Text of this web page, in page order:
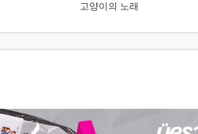
고양이의 노래